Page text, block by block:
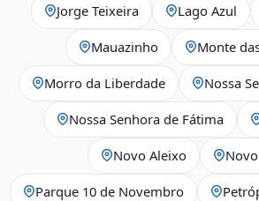
Jorge Teixeira Lago Azul
Mauazinho Monte
Morro da Liberdade Nossa
Nossa Senhora de Fátima
Novo Aleixo
Parque 10 de Novembro